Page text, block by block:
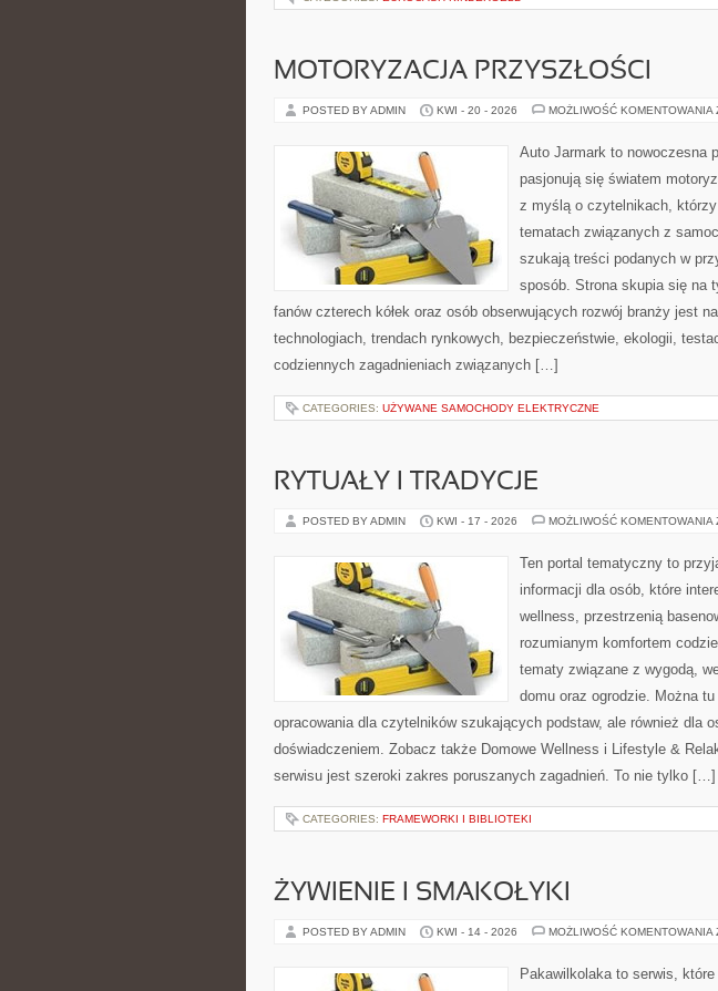
MOTORYZACJA PRZYSZŁOŚCI
POSTED BY ADMIN KWI - 20 - 2026 MOŻLIWOŚĆ KOMENTOWANIA
Auto Jarmark to nowoczesna
pasjonują się światem
z myślą o czytelnikach,
tematach związanych z
szukają treści podanych w
sposób. Strona skupia się na
fanów czterech kółek oraz osób obserwujących rozwój branży jest
technologiach, trendach rynkowych, bezpieczeństwie, ekologii,
codziennych zagadnieniach związanych […]
CATEGORIES: UŻYWANE SAMOCHODY ELEKTRYCZNE
RYTUAŁY I TRADYCJE
POSTED BY ADMIN KWI - 17 - 2026 MOŻLIWOŚĆ KOMENTOWANIA
Ten portal tematyczny to
informacji dla osób, które
wellness, przestrzenią
rozumianym komfortem
tematy związane z wygodą,
domu oraz ogrodzie. Można
opracowania dla czytelników szukających podstaw, ale również dla
doświadczeniem. Zobacz także Domowe Wellness i Lifestyle &
serwisu jest szeroki zakres poruszanych zagadnień. To nie tylko […]
CATEGORIES: FRAMEWORKI I BIBLIOTEKI
ŻYWIENIE I SMAKOŁYKI
POSTED BY ADMIN KWI - 14 - 2026 MOŻLIWOŚĆ KOMENTOWANIA
Pakawilkolaka to serwis, które